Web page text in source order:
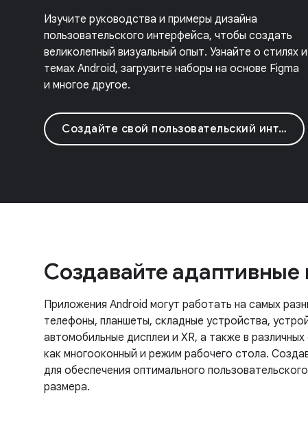
Изучите руководства и примеры дизайна
пользовательского интерфейса, чтобы создать
великолепный визуальный опыт. Узнайте о стилях и
темах Android, загрузите наборы на основе Figma
и многое другое.
Создайте свой пользовательский интерфейс
Создавайте адаптивные
Приложения Android могут работать на самых
телефоны, планшеты, складные устройства,
автомобильные дисплеи и XR, а также в
как многооконный и режим рабочего стола.
для обеспечения оптимального
размера.